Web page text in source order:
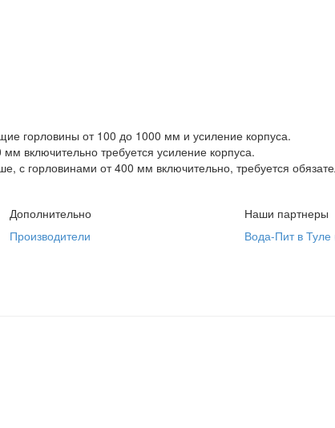
горловины от 100 до 1000 мм и усиление корпуса.
включительно требуется усиление корпуса.
с горловинами от 400 мм включительно, требуется
Дополнительно
Производители
Наши партнеры
Вода-Пит в Туле